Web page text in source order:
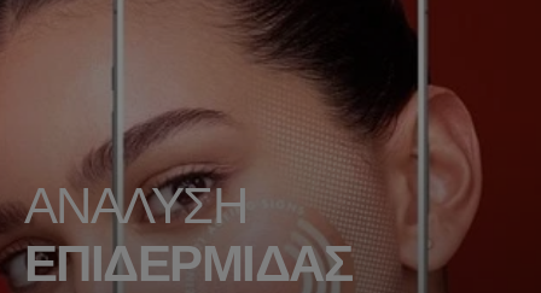
ΑΝΑΛΥΣΗ
ΕΠΙΔΕΡΜΙΔΑΣ